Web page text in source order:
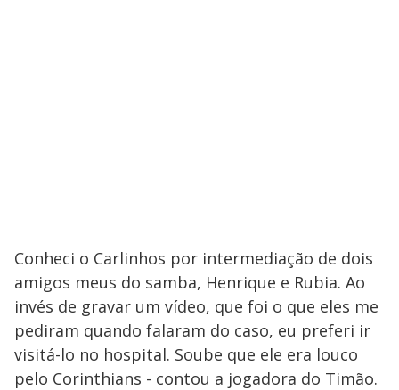
Conheci o Carlinhos por intermediação de dois
amigos meus do samba, Henrique e Rubia. Ao
invés de gravar um vídeo, que foi o que eles me
pediram quando falaram do caso, eu preferi ir
visitá-lo no hospital. Soube que ele era louco
pelo Corinthians - contou a jogadora do Timão.